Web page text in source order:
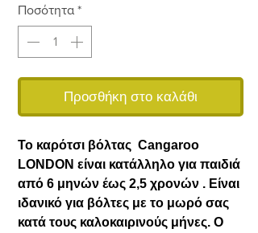
Ποσότητα *
Προσθήκη στο καλάθι
Το καρότσι βόλτας Cangaroo
LONDON είναι κατάλληλο για παιδιά
από 6 μηνών έως 2,5 χρονών . Είναι
ιδανικό για βόλτες με το μωρό σας
κατά τους καλοκαιρινούς μήνες. Ο